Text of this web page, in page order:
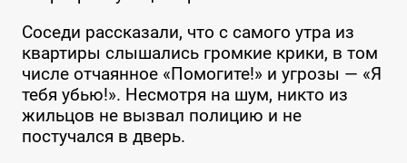
Соседи рассказали, что с самого утра из
квартиры слышались громкие крики, в том
числе отчаянное «Помогите!» и угрозы — «Я
тебя убью!». Несмотря на шум, никто из
жильцов не вызвал полицию и не
постучался в дверь.